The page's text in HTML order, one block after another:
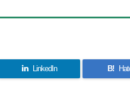
LinkedIn B!